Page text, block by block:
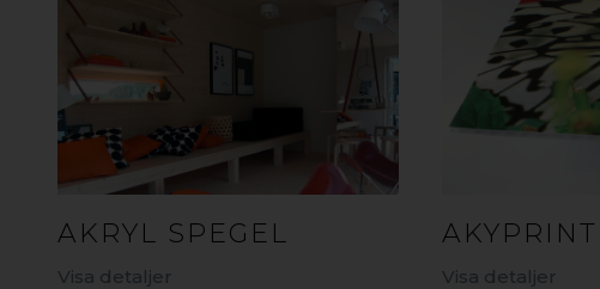
AKRYL SPEGEL
Visa detaljer
AKYPRINT
Visa detaljer